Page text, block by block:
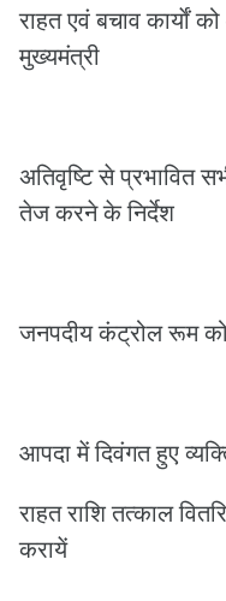
राहत एवं बचाव
मुख्यमंत्री
अतिवृष्टि से प्रभावित
तेज करने के निर्देश
जनपदीय कंट्रोल रूम
आपदा में दिवंगत हुए
राहत राशि तत्काल
करायें